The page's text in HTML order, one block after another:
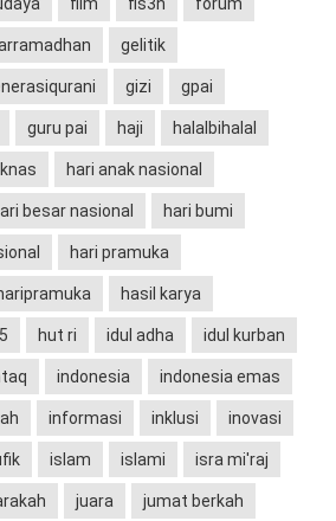
film fls3n forum
gelitik
gizi gpai
guru pai haji halalbihalal
hari anak nasional
besar nasional hari bumi
hari pramuka
hasil karya
hut ri idul adha idul kurban
indonesia indonesia emas
informasi inklusi inovasi
islam islami isra mi'raj
juara jumat berkah